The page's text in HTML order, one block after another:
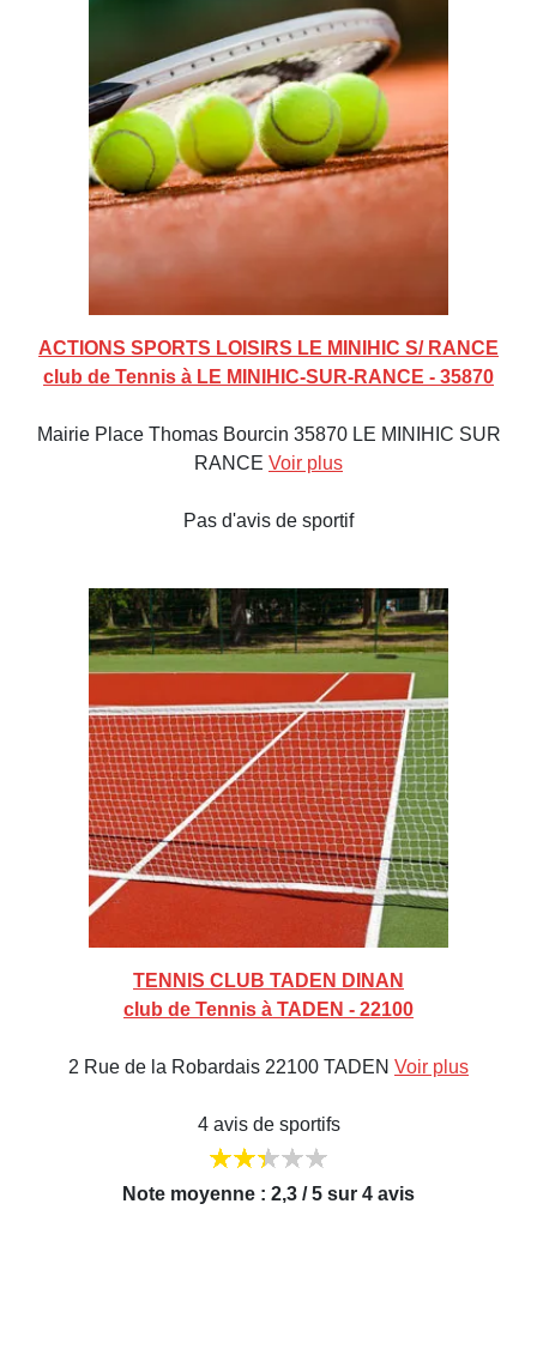
ACTIONS SPORTS LOISIRS LE MINIHIC S/ RANCE
club de Tennis à LE MINIHIC-SUR-RANCE - 35870
Mairie Place Thomas Bourcin 35870 LE MINIHIC SUR
RANCE Voir plus
Pas d'avis de sportif
TENNIS CLUB TADEN DINAN
club de Tennis à TADEN - 22100
2 Rue de la Robardais 22100 TADEN Voir plus
4 avis de sportifs
Note moyenne : 2,3 / 5 sur 4 avis